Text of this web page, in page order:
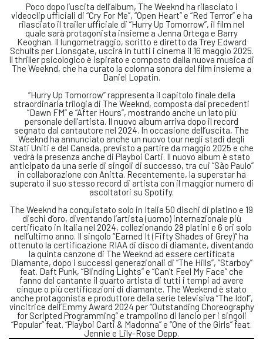
Poco dopo l’uscita dell’album, The Weeknd ha rilasciato i
videoclip ufficiali di “Cry For Me”, “Open Heart” e “Red Terror” e ha
rilasciato il trailer ufficiale di “Hurry Up Tomorrow”, il film nel
quale sarà protagonista insieme a Jenna Ortega e Barry
Keoghan. Il lungometraggio, scritto e diretto da Trey Edward
Schults per Lionsgate, uscirà in tutti i cinema il 16 maggio 2025.
Il thriller psicologico è ispirato e composto dalla nuova musica di
The Weeknd, che ha curato la colonna sonora del film insieme a
Daniel Lopatin.
“Hurry Up Tomorrow” rappresenta il capitolo finale della
straordinaria trilogia di The Weeknd, composta dai precedenti
“Dawn FM” e “After Hours”, mostrando anche un lato più
personale dell’artista. Il nuovo album arriva dopo il record
segnato dal cantautore nel 2024. In occasione dell’uscita, The
Weeknd ha annunciato anche un nuovo tour negli stadi degli
Stati Uniti e del Canada, previsto a partire da maggio 2025 e che
vedrà la presenza anche di Playboi Carti. Il nuovo album è stato
anticipato da una serie di singoli di successo, tra cui “São Paulo”
in collaborazione con Anitta. Recentemente, la superstar ha
superato il suo stesso record di artista con il maggior numero di
ascoltatori su Spotify.
The Weeknd ha conquistato solo in Italia 50 dischi di platino e 19
dischi d’oro, diventando l’artista (uomo) internazionale più
certificato in Italia nel 2024, collezionando 28 platini e 6 ori solo
nell’ultimo anno. Il singolo “Earned It (Fifty Shades of Grey)” ha
ottenuto la certificazione RIAA di disco di diamante, diventando
la quinta canzone di The Weeknd ad essere certificata
Diamante, dopo i successi generazionali di “The Hills”, “Starboy”
feat. Daft Punk, “Blinding Lights” e “Can’t Feel My Face” che
fanno del cantante il quarto artista di tutti i tempi ad avere
cinque o più certificazioni di diamante. The Weekend è stato
anche protagonista e produttore della serie televisiva “The Idol”,
vincitrice dell’Emmy Award 2024 per “Outstanding Choreography
for Scripted Programming” e trampolino di lancio per i singoli
“Popular” feat. “Playboi Carti & Madonna” e “One of the Girls” feat.
Jennie e Lily-Rose Depp.